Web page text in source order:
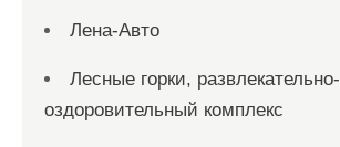
Лена-Авто
Лесные горки, развлекательно-
оздоровительный комплекс